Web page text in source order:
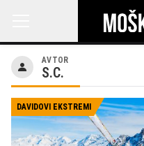
AVTOR
S.C.
DAVIDOVI EKSTREMI